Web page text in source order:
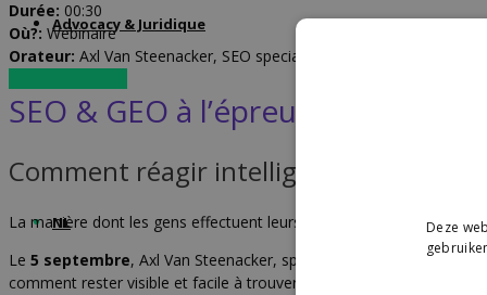
Advocacy & Juridique
NL
Durée: 00:30
Où?: Webinaire
Orateur: Axl Van Steenacker, SEO specialist @Digital Climax
SEO & GEO à l’épreuve du temps
Comment réagir intelligemment au
La manière dont les gens effectuent leurs recherches en ligne
Le 5 septembre, Axl Van Steenacker, spécialiste SEO chezDigital
comment rester visible et facile à trouver en tant que boutique en
Deze